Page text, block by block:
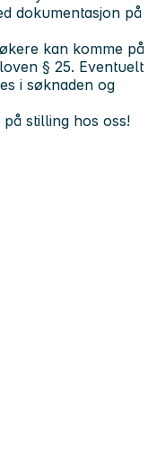
dokumentasjon på
kan komme på
§ 25. Eventuelt
i søknaden og
stilling hos oss!